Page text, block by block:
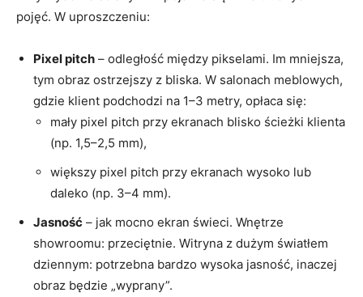
pojęć. W uproszczeniu:
Pixel pitch – odległość między pikselami. Im mniejsza,
tym obraz ostrzejszy z bliska. W salonach meblowych,
gdzie klient podchodzi na 1–3 metry, opłaca się:
mały pixel pitch przy ekranach blisko ścieżki klienta
(np. 1,5–2,5 mm),
większy pixel pitch przy ekranach wysoko lub
daleko (np. 3–4 mm).
Jasność – jak mocno ekran świeci. Wnętrze
showroomu: przeciętnie. Witryna z dużym światłem
dziennym: potrzebna bardzo wysoka jasność, inaczej
obraz będzie „wyprany”.